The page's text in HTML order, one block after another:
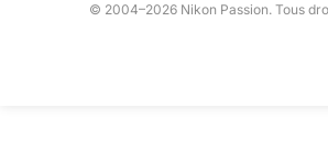
© 2004–2026 Nikon Passion. Tous